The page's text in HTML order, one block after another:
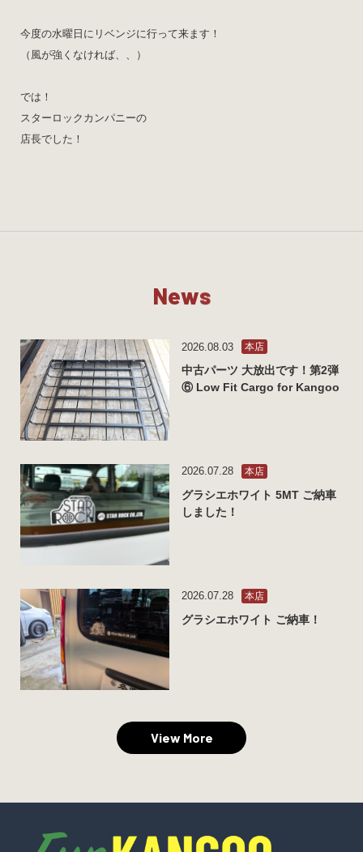
今度の水曜日にリベンジに行って来ます！
（風が強くなければ、、）
では！
スターロックカンパニーの
店長でした！
News
2026.08.03 本店
中古パーツ 大放出です！第2弾
⑥ Low Fit Cargo for Kangoo
2026.07.28 本店
グラシエホワイト 5MT ご納車
しました！
2026.07.28 本店
グラシエホワイト ご納車！
View More